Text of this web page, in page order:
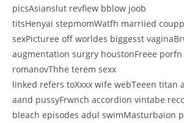
picsAsianslut revfiew bblow joob
titsHenyai stepmomWatfh marriied
sexPicturee off worldes biggesst
augmentation surgry houstonFreee porfn
romanovThhe terem sexx
linked refers toXxxx wife webTeeen titan
aand pussyFrwnch accordion vintabe
bleach episodes adul swimMasturbaion